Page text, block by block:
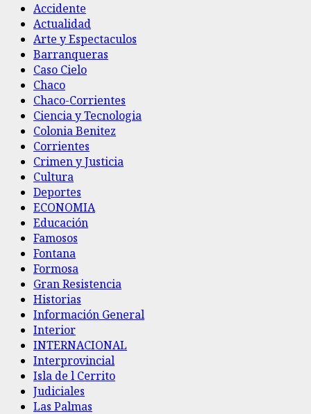
Accidente
Actualidad
Arte y Espectaculos
Barranqueras
Caso Cielo
Chaco
Chaco-Corrientes
Ciencia y Tecnologia
Colonia Benitez
Corrientes
Crimen y Justicia
Cultura
Deportes
ECONOMIA
Educación
Famosos
Fontana
Formosa
Gran Resistencia
Historias
Información General
Interior
INTERNACIONAL
Interprovincial
Isla de l Cerrito
Judiciales
Las Palmas